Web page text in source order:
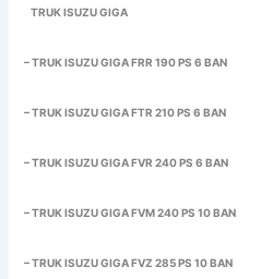
TRUK ISUZU GIGA
– TRUK ISUZU GIGA FRR 190 PS 6 BAN
– TRUK ISUZU GIGA FTR 210 PS 6 BAN
– TRUK ISUZU GIGA FVR 240 PS 6 BAN
– TRUK ISUZU GIGA FVM 240 PS 10 BAN
– TRUK ISUZU GIGA FVZ 285 PS 10 BAN